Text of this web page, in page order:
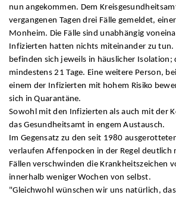
nun angekommen. Dem
vergangenen Tagen drei Fälle gemeldet,
Monheim. Die Fälle sind unabhängig
Infizierten hatten nichts miteinander zu tun.
befinden sich jeweils in häuslicher Isolation;
mindestens 21 Tage. Eine weitere Person,
einem der Infizierten mit hohem Risiko
sich in Quarantäne.
Sowohl mit den Infizierten als auch mit der
das Gesundheitsamt in engem Austausch.
Im Gegensatz zu den seit 1980
verlaufen Affenpocken in der Regel deutlich
Fällen verschwinden die Krankheitszeichen
innerhalb weniger Wochen von selbst.
"Gleichwohl wünschen wir uns natürlich,